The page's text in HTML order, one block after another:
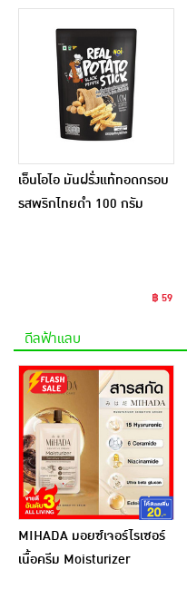
เอ็นโอไอ มันฝรั่งแท้ทอดกรอบ
รสพริกไทยดำ 100 กรัม
฿ 59
ดีลฟ้าแลบ
MIHADA มอยซ์เจอร์ไรเซอร์
เนื้อครีม Moisturizer